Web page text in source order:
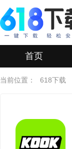
首页
当前位置： 618下载